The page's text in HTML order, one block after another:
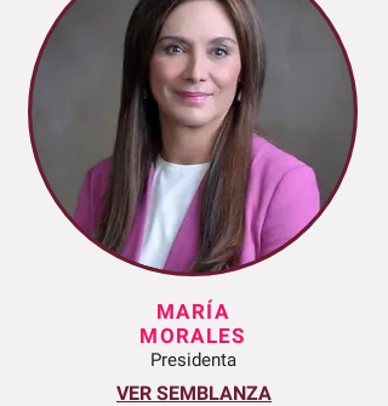
MARÍA
MORALES
Presidenta
VER SEMBLANZA